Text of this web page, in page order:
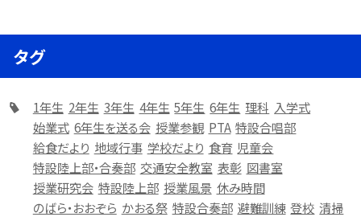
タグ
1年生 2年生 3年生 4年生 5年生 6年生 理科 入学式
始業式 6年生を送る会 授業参観 PTA 特設合唱部
給食だより 地域行事 学校だより 食育 児童会
特設陸上部・合奏部 交通安全教室 表彰 図書室
授業研究会 特設陸上部 授業風景 休み時間
のばら・おおぞら かおる祭 特設合奏部 避難訓練 登校 清掃